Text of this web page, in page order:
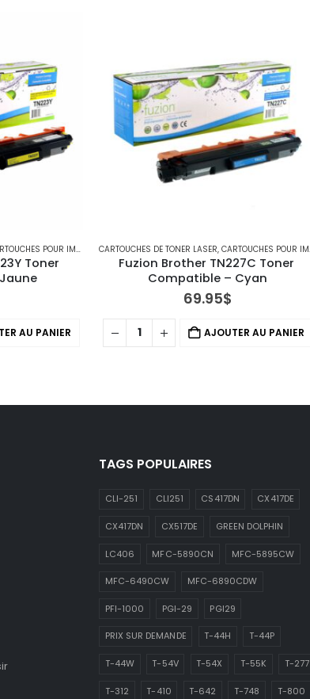
POUR IMPRIMANTES BROTHER ,IMPRIMANTES MFC
Toner
AU PANIER
CARTOUCHES DE TONER LASER, CARTOUCHES POUR IMPRIMANTES BROTHER
Fuzion Brother TN227C Toner
Compatible – Cyan
69.95$
AJOUTER AU PANIER
TAGS POPULAIRES
CLI-251 CLI251 CS417DN CX417DE
CX417DN CX517DE GREEN DOLPHIN
LC406 MFC-5890CN MFC-5895CW
MFC-6490CW MFC-6890CDW
PFI-1000 PGI-29 PGI29
PRIX SUR DEMANDE T-44H T-44P
T-44W T-54V T-54X T-55K T-277
T-312 T-410 T-642 T-748 T-800